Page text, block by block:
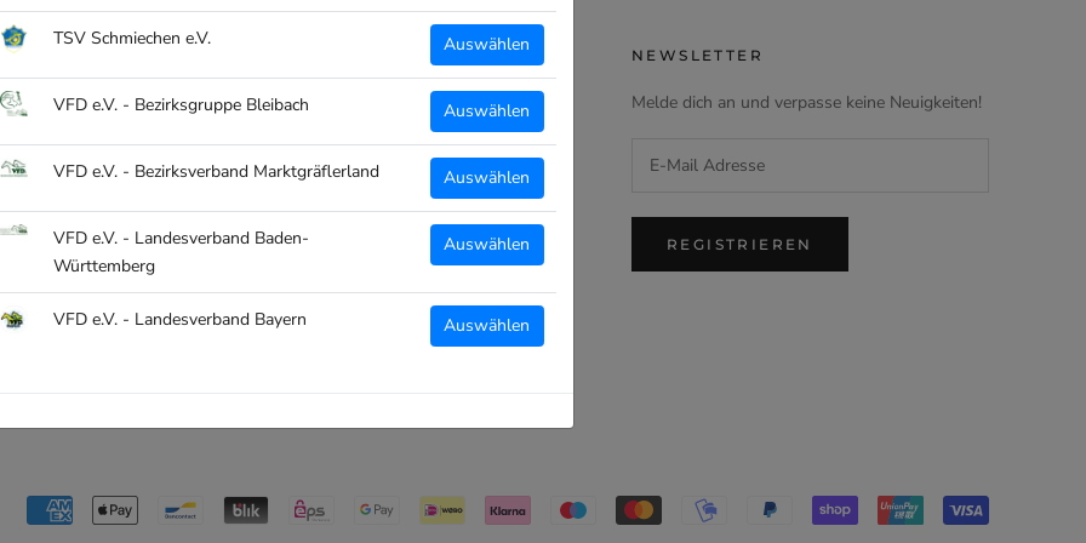
TSV Schmiechen e.V. Auswählen
VFD e.V. - Bezirksgruppe Bleibach Auswählen
VFD e.V. - Bezirksverband Marktgräflerland Auswählen
VFD e.V. - Landesverband Baden-
Württemberg
Auswählen
VFD e.V. - Landesverband Bayern Auswählen
NEWSLETTER
Melde dich an und verpasse keine Neuigkeiten!
REGISTRIEREN